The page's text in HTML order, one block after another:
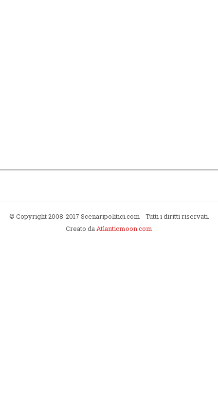
© Copyright 2008-2017 Scenaripolitici.com - Tutti i diritti riservati.
Creato daAtlanticmoon.com